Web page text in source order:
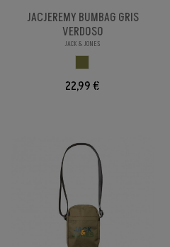
JACJEREMY BUMBAG GRIS
VERDOSO
JACK & JONES
22,99 €